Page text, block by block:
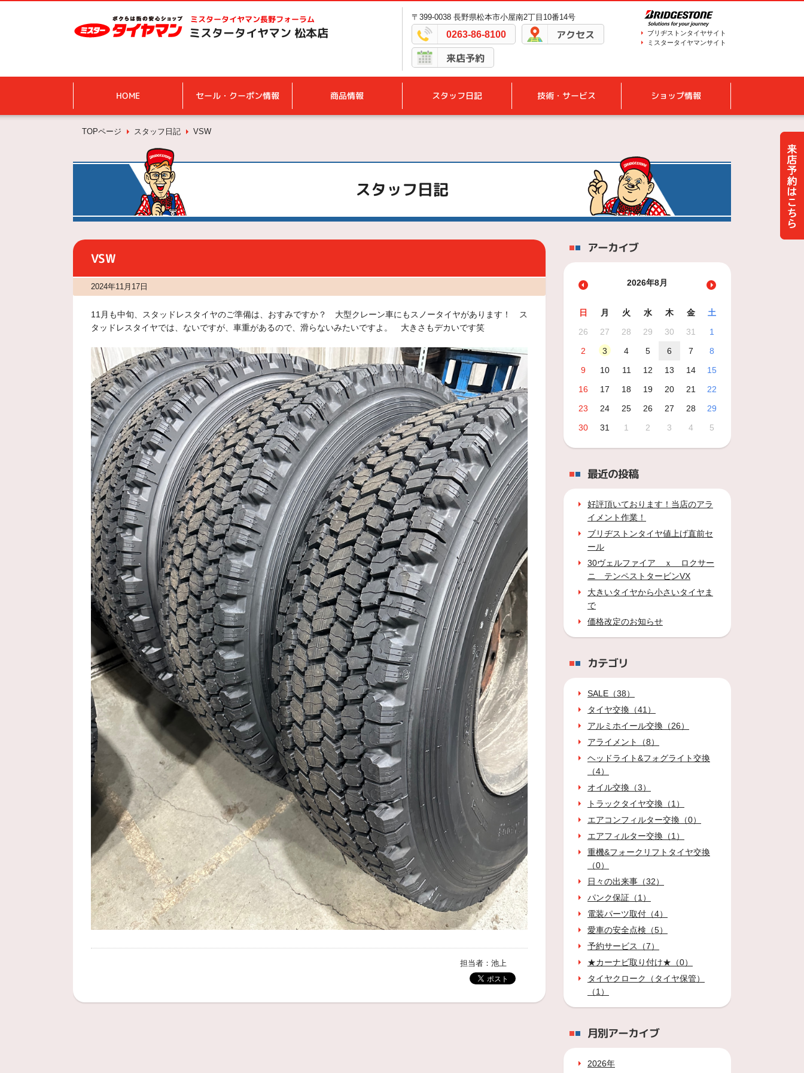
ミスタータイヤマン長野フォーラム
ミスタータイヤマン 松本店
〒399-0038 長野県松本市小屋南2丁目10番14号
0263-86-8100 アクセス
来店予約
ブリヂストンタイヤサイト
ミスタータイヤマンサイト
HOME セール・クーポン情報 商品情報 スタッフ日記 技術・サービス ショップ情報
TOPページ スタッフ日記 VSW
スタッフ日記
VSW
2024年11月17日
11月も中旬、スタッドレスタイヤのご準備は、おすみですか？ 大型クレーン車にもスノータイヤがあります！ ス
タッドレスタイヤでは、ないですが、車重があるので、滑らないみたいですよ。 大きさもデカいです笑
担当者：池上
アーカイブ
2026年8月
日 月 火 水 木 金
土
26
27 28 29 30 31
1
2
3 4 5 6 7
8
9
10 11 12 13 14
15
16
17 18 19 20 21
22
23
24 25 26 27 28
29
30
31 1 2 3 4 5
最近の投稿
好評頂いております！当店のアラ
イメント作業！
ブリヂストンタイヤ値上げ直前セ
ール
30ヴェルファイア ｘ ロクサー
ニ テンペストタービンVX
大きいタイヤから小さいタイヤま
で
価格改定のお知らせ
カテゴリ
SALE（38）
タイヤ交換（41）
アルミホイール交換（26）
アライメント（8）
ヘッドライト&フォグライト交換
（4）
オイル交換（3）
トラックタイヤ交換（1）
エアコンフィルター交換（0）
エアフィルター交換（1）
重機&フォークリフトタイヤ交換
（0）
日々の出来事（32）
パンク保証（1）
電装パーツ取付（4）
愛車の安全点検（5）
予約サービス（7）
★カーナビ取り付け★（0）
タイヤクローク（タイヤ保管）
（1）
月別アーカイブ
2026年